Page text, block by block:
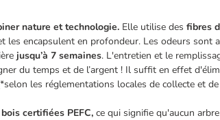
nature et technologie. Elle utilise des fibres
les encapsulent en profondeur. Les odeurs sont
jusqu’à 7 semaines. L'entretien et le
du temps et de l’argent ! Il suffit en effet
les réglementations locales de collecte et
certifiées PEFC, ce qui signifie qu'aucun